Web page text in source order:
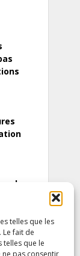
telles que les
fait de
telles que le
pas consentir